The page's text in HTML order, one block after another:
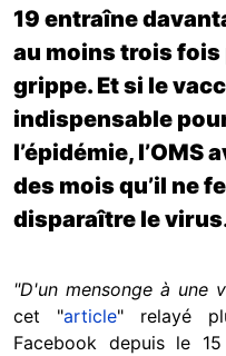
19 entraîne
au moins trois fois
grippe. Et si le
indispensable
l’épidémie, l’OMS
des mois qu’il ne
disparaître le virus
"D'un mensonge à une
cet "article" relayé
Facebook depuis le